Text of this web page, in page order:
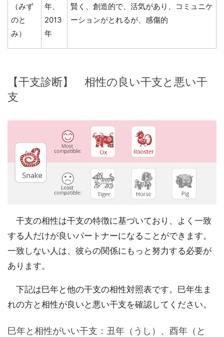
（みず
のと
み）
年、
2013
年
賢く、創造的で、活気があり、コミュニケ
ーションがとれるが、感傷的
【干支診断】 相性の良い干支と悪い干
支
干支の相性は干支の特徴に基づいており、よく一致
する人だけが良いパートナーになることができます。
一致しない人は、彼らの関係にもっと努力する必要が
あります。
下記は巳年と他の干支の相性対照表です。巳年生ま
れの方と相性が良いと悪い干支を確認してください。
巳年と相性がいい干支：丑年（うし）、酉年（と